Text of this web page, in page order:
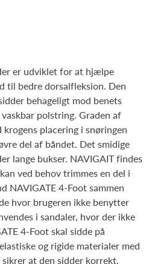
er udviklet for at hjælpe
til bedre dorsalfleksion. Den
behageligt mod benets
polstring. Graden af
placering i snøringen
del af båndet. Det smidige
lange bukser. NAVIGAIT findes
ved behov trimmes en del i
NAVIGATE 4-Foot sammen
hvor brugeren ikke benytter
i sandaler, hvor der ikke
4-Foot skal sidde på
og rigide materialer med
at den sidder korrekt.